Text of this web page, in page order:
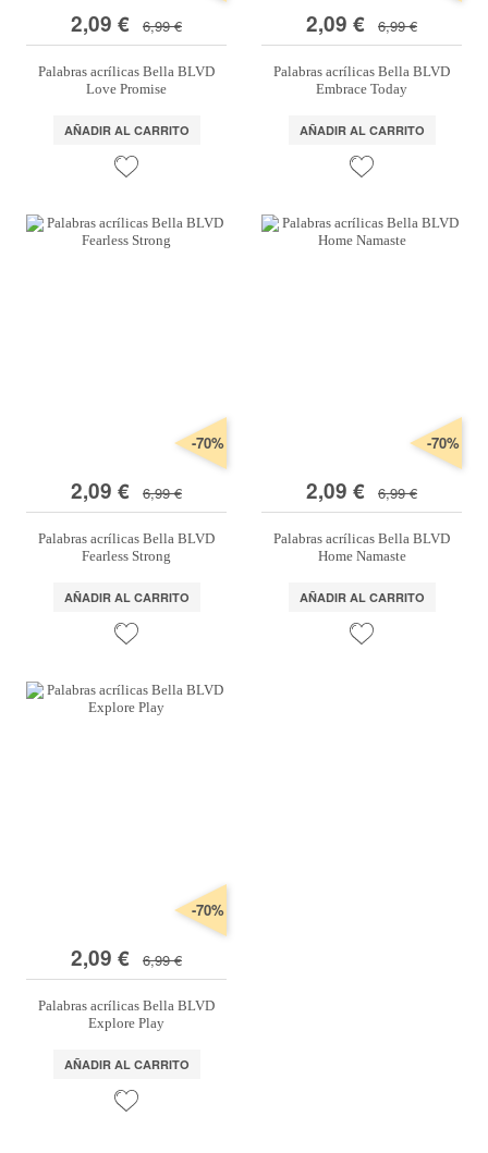
2,09 € 6,99 €
Palabras acrílicas Bella BLVD
Love Promise
AÑADIR AL CARRITO
2,09 € 6,99 €
Palabras acrílicas Bella BLVD
Embrace Today
AÑADIR AL CARRITO
2,09 € 6,99 €
-70%
Palabras acrílicas Bella BLVD
Fearless Strong
AÑADIR AL CARRITO
2,09 € 6,99 €
-70%
Palabras acrílicas Bella BLVD
Home Namaste
AÑADIR AL CARRITO
2,09 € 6,99 €
-70%
Palabras acrílicas Bella BLVD
Explore Play
AÑADIR AL CARRITO